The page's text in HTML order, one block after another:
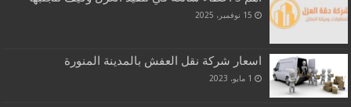
15 نوفمبر، 2025
اسعار شركة نقل العفش بالمدينة المنورة
1 مايو، 2023